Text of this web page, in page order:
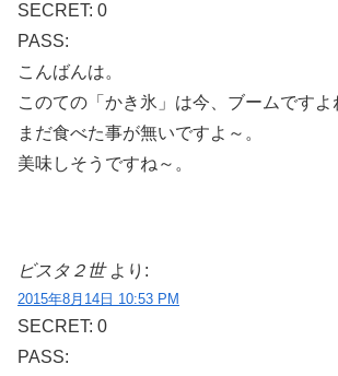
SECRET: 0
PASS:
こんばんは。
このての「かき氷」は今、ブームですよ
まだ食べた事が無いですよ～。
美味しそうですね～。
ビスタ２世 より:
2015年8月14日 10:53 PM
SECRET: 0
PASS: